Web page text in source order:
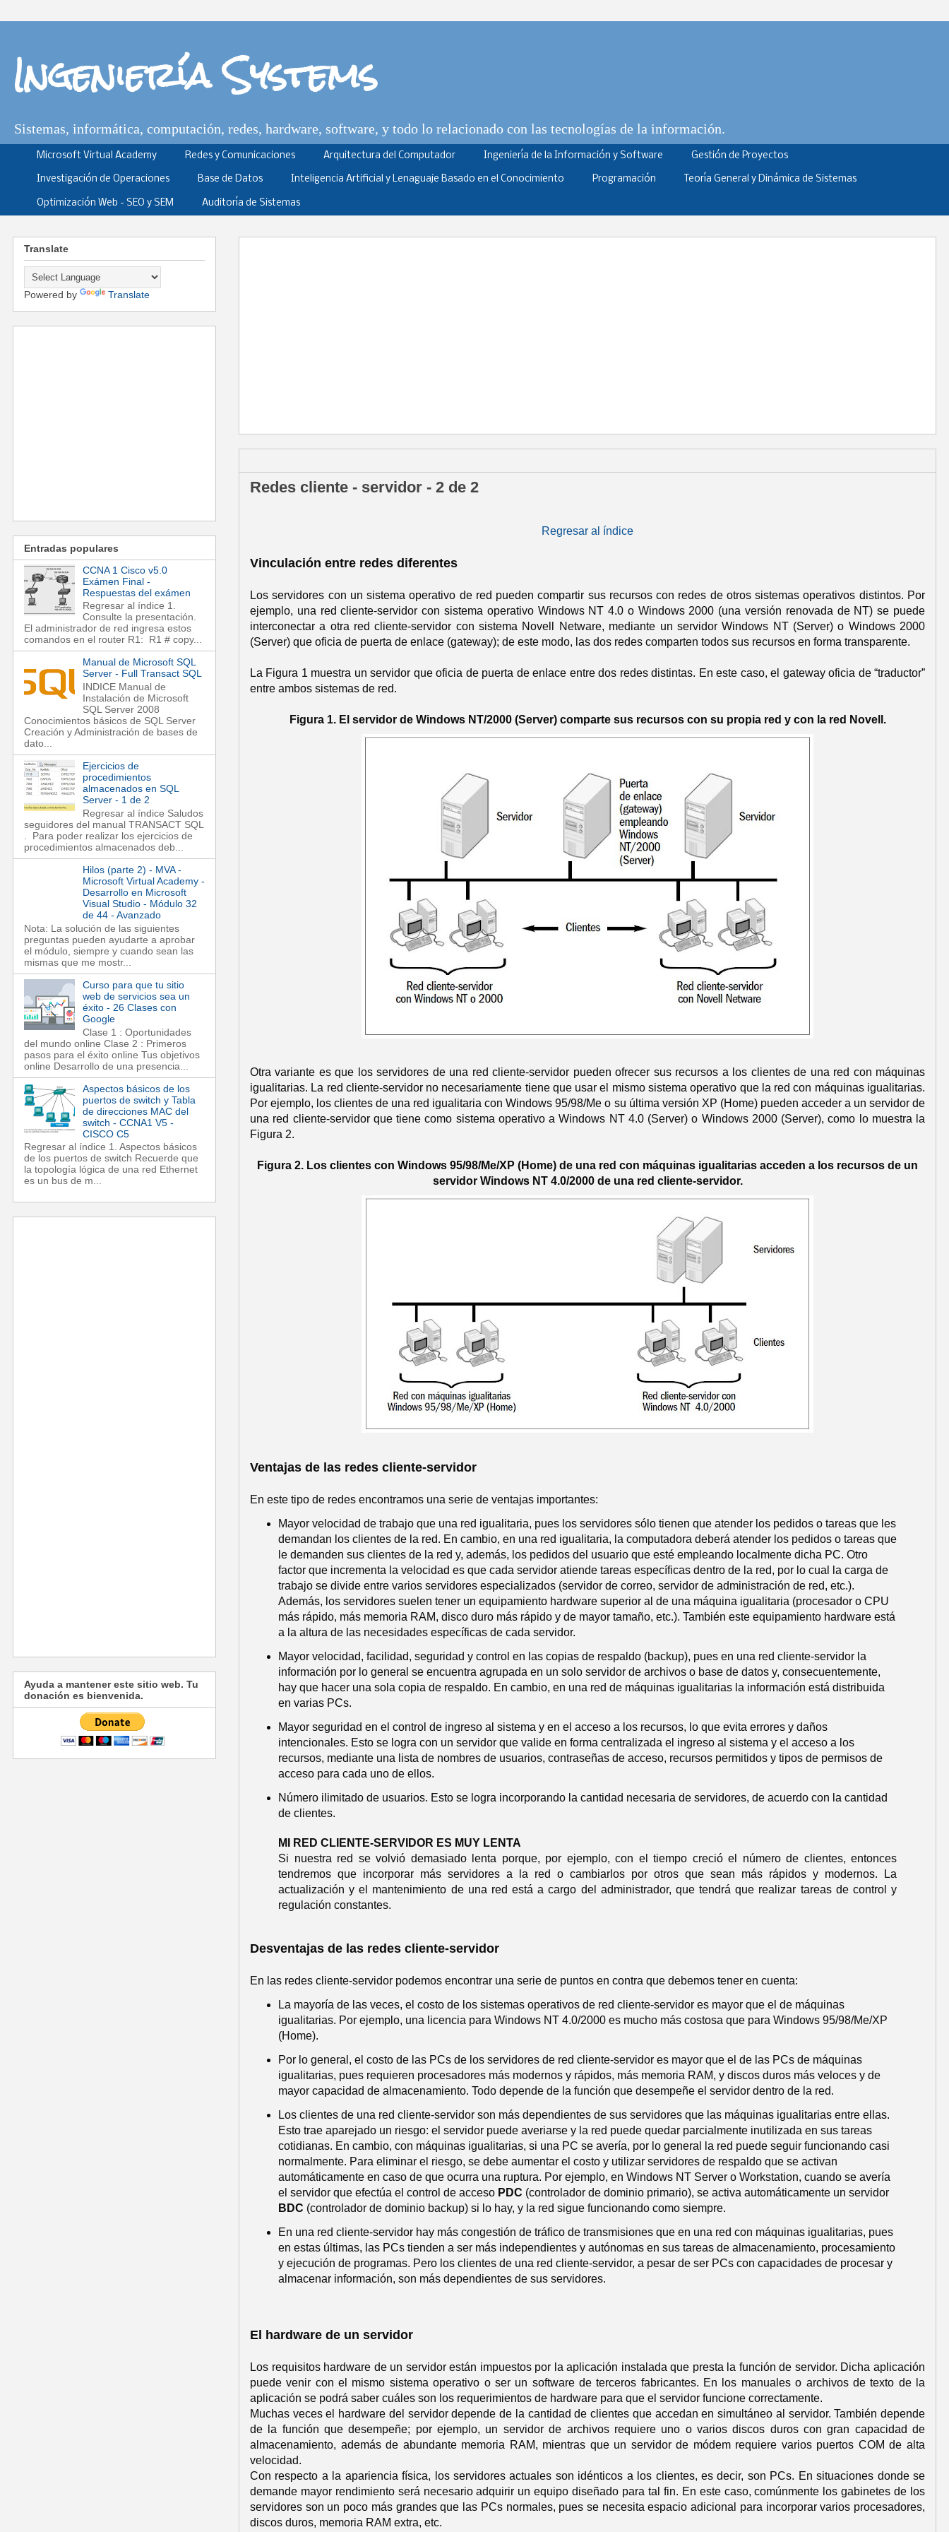
Ingeniería Systems
Sistemas, informática, computación, redes, hardware, software, y todo lo relacionado con las tecnologías de la información.
Microsoft Virtual Academy Redes y Comunicaciones Arquitectura del Computador Ingeniería de la Información y Software Gestión de Proyectos
Investigación de Operaciones Base de Datos Inteligencia Artificial y Lenaguaje Basado en el Conocimiento Programación Teoría General y Dinámica de Sistemas
Optimización Web - SEO y SEM Auditoría de Sistemas
Redes cliente - servidor - 2 de 2
Regresar al índice
Vinculación entre redes diferentes
Los servidores con un sistema operativo de red pueden compartir sus recursos con redes de otros sistemas operativos distintos. Por
ejemplo, una red cliente-servidor con sistema operativo Windows NT 4.0 o Windows 2000 (una versión renovada de NT) se puede
interconectar a otra red cliente-servidor con sistema Novell Netware, mediante un servidor Windows NT (Server) o Windows 2000
(Server) que oficia de puerta de enlace (gateway); de este modo, las dos redes comparten todos sus recursos en forma transparente.
La Figura 1 muestra un servidor que oficia de puerta de enlace entre dos redes distintas. En este caso, el gateway oficia de “traductor”
entre ambos sistemas de red.
Figura 1. El servidor de Windows NT/2000 (Server) comparte sus recursos con su propia red y con la red Novell.
Otra variante es que los servidores de una red cliente-servidor pueden ofrecer sus recursos a los clientes de una red con máquinas
igualitarias. La red cliente-servidor no necesariamente tiene que usar el mismo sistema operativo que la red con máquinas igualitarias.
Por ejemplo, los clientes de una red igualitaria con Windows 95/98/Me o su última versión XP (Home) pueden acceder a un servidor de
una red cliente-servidor que tiene como sistema operativo a Windows NT 4.0 (Server) o Windows 2000 (Server), como lo muestra la
Figura 2.
Figura 2. Los clientes con Windows 95/98/Me/XP (Home) de una red con máquinas igualitarias acceden a los recursos de un
servidor Windows NT 4.0/2000 de una red cliente-servidor.
Ventajas de las redes cliente-servidor
En este tipo de redes encontramos una serie de ventajas importantes:
Mayor velocidad de trabajo que una red igualitaria, pues los servidores sólo tienen que atender los pedidos o tareas que les
demandan los clientes de la red. En cambio, en una red igualitaria, la computadora deberá atender los pedidos o tareas que
le demanden sus clientes de la red y, además, los pedidos del usuario que esté empleando localmente dicha PC. Otro
factor que incrementa la velocidad es que cada servidor atiende tareas específicas dentro de la red, por lo cual la carga de
trabajo se divide entre varios servidores especializados (servidor de correo, servidor de administración de red, etc.).
Además, los servidores suelen tener un equipamiento hardware superior al de una máquina igualitaria (procesador o CPU
más rápido, más memoria RAM, disco duro más rápido y de mayor tamaño, etc.). También este equipamiento hardware está
a la altura de las necesidades específicas de cada servidor.
Mayor velocidad, facilidad, seguridad y control en las copias de respaldo (backup), pues en una red cliente-servidor la
información por lo general se encuentra agrupada en un solo servidor de archivos o base de datos y, consecuentemente,
hay que hacer una sola copia de respaldo. En cambio, en una red de máquinas igualitarias la información está distribuida
en varias PCs.
Mayor seguridad en el control de ingreso al sistema y en el acceso a los recursos, lo que evita errores y daños
intencionales. Esto se logra con un servidor que valide en forma centralizada el ingreso al sistema y el acceso a los
recursos, mediante una lista de nombres de usuarios, contraseñas de acceso, recursos permitidos y tipos de permisos de
acceso para cada uno de ellos.
Número ilimitado de usuarios. Esto se logra incorporando la cantidad necesaria de servidores, de acuerdo con la cantidad
de clientes.
MI RED CLIENTE-SERVIDOR ES MUY LENTA
Si nuestra red se volvió demasiado lenta porque, por ejemplo, con el tiempo creció el número de clientes, entonces
tendremos que incorporar más servidores a la red o cambiarlos por otros que sean más rápidos y modernos. La
actualización y el mantenimiento de una red está a cargo del administrador, que tendrá que realizar tareas de control y
regulación constantes.
Desventajas de las redes cliente-servidor
En las redes cliente-servidor podemos encontrar una serie de puntos en contra que debemos tener en cuenta:
La mayoría de las veces, el costo de los sistemas operativos de red cliente-servidor es mayor que el de máquinas
igualitarias. Por ejemplo, una licencia para Windows NT 4.0/2000 es mucho más costosa que para Windows 95/98/Me/XP
(Home).
Por lo general, el costo de las PCs de los servidores de red cliente-servidor es mayor que el de las PCs de máquinas
igualitarias, pues requieren procesadores más modernos y rápidos, más memoria RAM, y discos duros más veloces y de
mayor capacidad de almacenamiento. Todo depende de la función que desempeñe el servidor dentro de la red.
Los clientes de una red cliente-servidor son más dependientes de sus servidores que las máquinas igualitarias entre ellas.
Esto trae aparejado un riesgo: el servidor puede averiarse y la red puede quedar parcialmente inutilizada en sus tareas
cotidianas. En cambio, con máquinas igualitarias, si una PC se avería, por lo general la red puede seguir funcionando casi
normalmente. Para eliminar el riesgo, se debe aumentar el costo y utilizar servidores de respaldo que se activan
automáticamente en caso de que ocurra una ruptura. Por ejemplo, en Windows NT Server o Workstation, cuando se avería
el servidor que efectúa el control de acceso PDC (controlador de dominio primario), se activa automáticamente un servidor
BDC (controlador de dominio backup) si lo hay, y la red sigue funcionando como siempre.
En una red cliente-servidor hay más congestión de tráfico de transmisiones que en una red con máquinas igualitarias, pues
en estas últimas, las PCs tienden a ser más independientes y autónomas en sus tareas de almacenamiento, procesamiento
y ejecución de programas. Pero los clientes de una red cliente-servidor, a pesar de ser PCs con capacidades de procesar y
almacenar información, son más dependientes de sus servidores.
El hardware de un servidor
Los requisitos hardware de un servidor están impuestos por la aplicación instalada que presta la función de servidor. Dicha aplicación
puede venir con el mismo sistema operativo o ser un software de terceros fabricantes. En los manuales o archivos de texto de la
aplicación se podrá saber cuáles son los requerimientos de hardware para que el servidor funcione correctamente.
Muchas veces el hardware del servidor depende de la cantidad de clientes que accedan en simultáneo al servidor. También depende
de la función que desempeñe; por ejemplo, un servidor de archivos requiere uno o varios discos duros con gran capacidad de
almacenamiento, además de abundante memoria RAM, mientras que un servidor de módem requiere varios puertos COM de alta
velocidad.
Con respecto a la apariencia física, los servidores actuales son idénticos a los clientes, es decir, son PCs. En situaciones donde se
demande mayor rendimiento será necesario adquirir un equipo diseñado para tal fin. En este caso, comúnmente los gabinetes de los
servidores son un poco más grandes que las PCs normales, pues se necesita espacio adicional para incorporar varios procesadores,
discos duros, memoria RAM extra, etc.
Translate
Powered by Translate
Entradas populares
CCNA 1 Cisco v5.0
Exámen Final -
Respuestas del exámen
Regresar al índice 1.
Consulte la presentación.
El administrador de red ingresa estos
comandos en el router R1: R1 # copy...
Manual de Microsoft SQL
Server - Full Transact SQL
INDICE Manual de
Instalación de Microsoft
SQL Server 2008
Conocimientos básicos de SQL Server
Creación y Administración de bases de
dato...
Ejercicios de
procedimientos
almacenados en SQL
Server - 1 de 2
Regresar al índice Saludos
seguidores del manual TRANSACT SQL
. Para poder realizar los ejercicios de
procedimientos almacenados deb...
Hilos (parte 2) - MVA -
Microsoft Virtual Academy -
Desarrollo en Microsoft
Visual Studio - Módulo 32
de 44 - Avanzado
Nota: La solución de las siguientes
preguntas pueden ayudarte a aprobar
el módulo, siempre y cuando sean las
mismas que me mostr...
Curso para que tu sitio
web de servicios sea un
éxito - 26 Clases con
Google
Clase 1 : Oportunidades
del mundo online Clase 2 : Primeros
pasos para el éxito online Tus objetivos
online Desarrollo de una presencia...
Aspectos básicos de los
puertos de switch y Tabla
de direcciones MAC del
switch - CCNA1 V5 -
CISCO C5
Regresar al índice 1. Aspectos básicos
de los puertos de switch Recuerde que
la topología lógica de una red Ethernet
es un bus de m...
Ayuda a mantener este sitio web. Tu
donación es bienvenida.